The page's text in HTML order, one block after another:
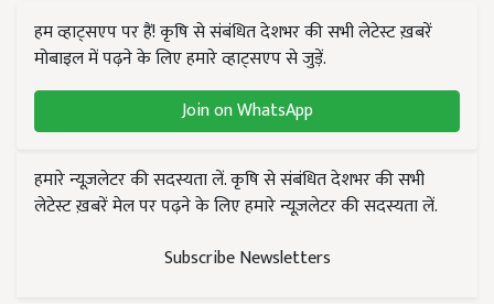
हम व्हाट्सएप पर हैं! कृषि से संबंधित देशभर की सभी लेटेस्ट ख़बरें
मोबाइल में पढ़ने के लिए हमारे व्हाट्सएप से जुड़ें.
Join on WhatsApp
हमारे न्यूज़लेटर की सदस्यता लें. कृषि से संबंधित देशभर की सभी
लेटेस्ट ख़बरें मेल पर पढ़ने के लिए हमारे न्यूज़लेटर की सदस्यता लें.
Subscribe Newsletters